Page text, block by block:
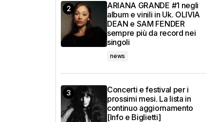
ARIANA GRANDE #1 negli
album e vinili in Uk. OLIVIA
DEAN e SAM FENDER
sempre più da record nei
singoli
news
Concerti e festival per i
prossimi mesi. La lista in
continuo aggiornamento
[Info e Biglietti]